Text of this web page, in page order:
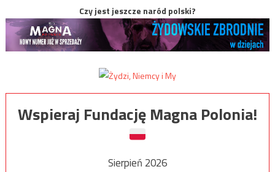
Czy jest jeszcze naród polski?
Wspieraj Fundację Magna Polonia!
Sierpień 2026